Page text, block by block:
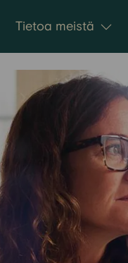
Tietoa meistä